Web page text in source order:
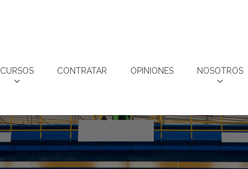
CURSOS CONTRATAR OPINIONES NOSOTROS